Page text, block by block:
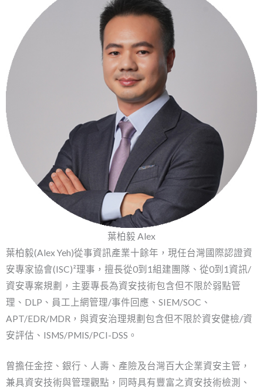
葉柏毅 Alex
葉柏毅(Alex Yeh)從事資訊產業十餘年，現任台灣國際認證資
安專家協會(ISC)²理事，擅長從0到1組建團隊、從0到1資訊/
資安專案規劃，主要專長為資安技術包含但不限於弱點管
理、DLP、員工上網管理/事件回應、SIEM/SOC、
APT/EDR/MDR，與資安治理規劃包含但不限於資安健檢/資
安評估、ISMS/PMIS/PCI-DSS。
曾擔任金控、銀行、人壽、產險及台灣百大企業資安主管，
兼具資安技術與管理觀點，同時具有豐富之資安技術檢測、